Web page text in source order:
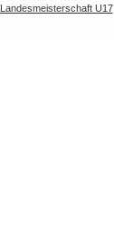
Landesmeisterschaft U17